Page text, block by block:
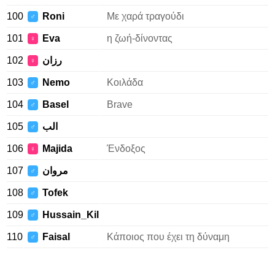
100 ♂ Roni Με χαρά τραγούδι
101 ♀ Eva η ζωή-δίνοντας
102 ♀ رزان
103 ♂ Nemo Κοιλάδα
104 ♂ Basel Brave
105 ♂ الب
106 ♀ Majida Ένδοξος
107 ♂ مروان
108 ♂ Tofek
109 ♂ Hussain_Kil
110 ♂ Faisal Κάποιος που έχει τη δύναμη